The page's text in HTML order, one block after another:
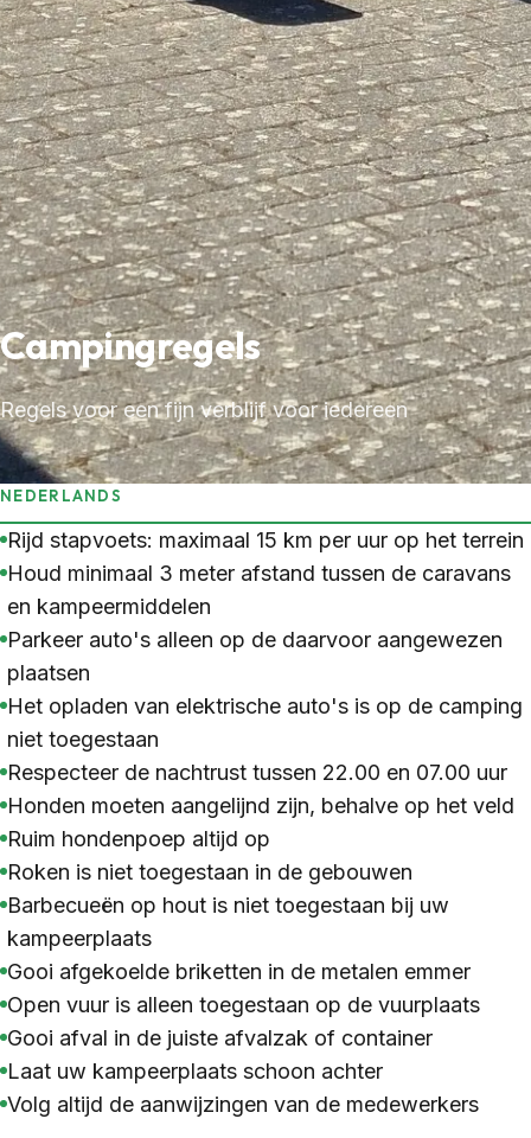
Campingregels
Regels voor een fijn verblijf voor iedereen
NEDERLANDS
Rijd stapvoets: maximaal 15 km per uur op het terrein
Houd minimaal 3 meter afstand tussen de caravans
en kampeermiddelen
Parkeer auto's alleen op de daarvoor aangewezen
plaatsen
Het opladen van elektrische auto's is op de camping
niet toegestaan
Respecteer de nachtrust tussen 22.00 en 07.00 uur
Honden moeten aangelijnd zijn, behalve op het veld
Ruim hondenpoep altijd op
Roken is niet toegestaan in de gebouwen
Barbecueën op hout is niet toegestaan bij uw
kampeerplaats
Gooi afgekoelde briketten in de metalen emmer
Open vuur is alleen toegestaan op de vuurplaats
Gooi afval in de juiste afvalzak of container
Laat uw kampeerplaats schoon achter
Volg altijd de aanwijzingen van de medewerkers